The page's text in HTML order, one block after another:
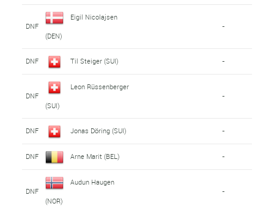
DNF
Eigil Nicolajsen
(DEN)
-
DNF Til Steiger (SUI) -
DNF
Leon Rüssenberger
(SUI)
-
DNF Jonas Döring (SUI) -
DNF Arne Marit (BEL) -
DNF
Audun Haugen
(NOR)
-